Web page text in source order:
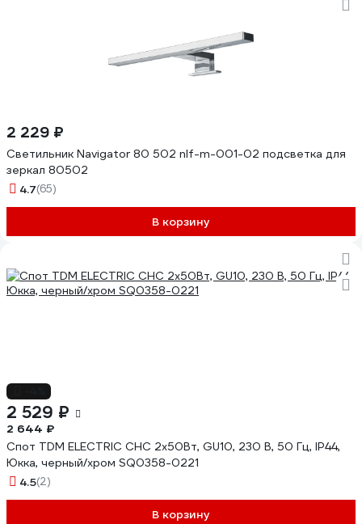
2 229 ₽
Светильник Navigator 80 502 nlf-m-001-02 подсветка для
зеркал 80502
4.7(65)
В корзину
2 529 ₽
2 644 ₽
Спот TDM ELECTRIC СНС 2х50Вт, GU10, 230 В, 50 Гц, IP44,
Юкка, черный/хром SQ0358-0221
4.5(2)
В корзину